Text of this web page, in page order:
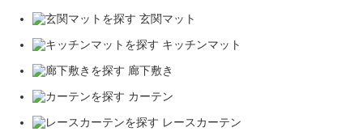
玄関マット
キッチンマット
廊下敷き
カーテン
レースカーテン